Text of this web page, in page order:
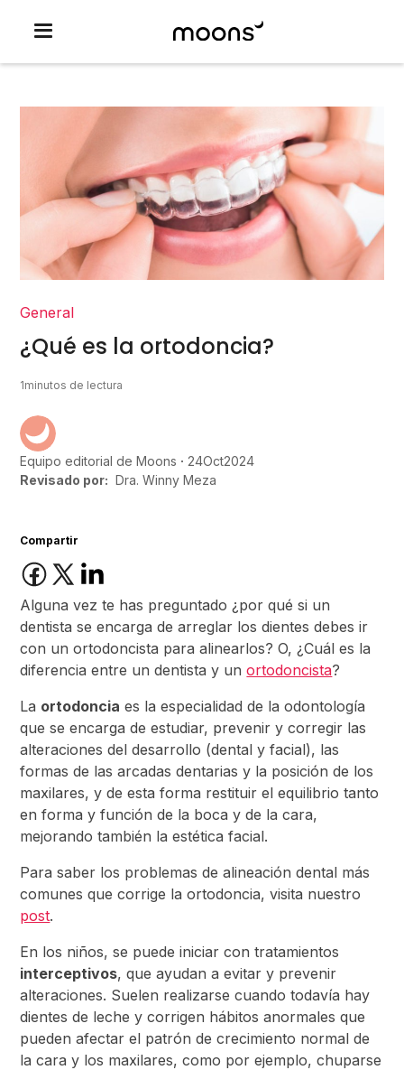
General
¿Qué es la ortodoncia?
1minutos de lectura
Equipo editorial de Moons 24Oct2024
Revisado por: Dra. Winny Meza
Compartir
Alguna vez te has preguntado ¿por qué si un
dentista se encarga de arreglar los dientes debes ir
con un ortodoncista para alinearlos? O, ¿Cuál es la
diferencia entre un dentista y unortodoncista?
La ortodoncia es la especialidad de la odontología
que se encarga de estudiar, prevenir y corregir las
alteraciones del desarrollo (dental y facial), las
formas de las arcadas dentarias y la posición de los
maxilares, y de esta forma restituir el equilibrio tanto
en forma y función de la boca y de la cara,
mejorando también la estética facial.
Para saber los problemas de alineación dental más
comunes que corrige la ortodoncia, visita nuestro
post.
En los niños, se puede iniciar con tratamientos
interceptivos, que ayudan a evitar y prevenir
alteraciones. Suelen realizarse cuando todavía hay
dientes de leche y corrigen hábitos anormales que
pueden afectar el patrón de crecimiento normal de
la cara y los maxilares, como por ejemplo, chuparse